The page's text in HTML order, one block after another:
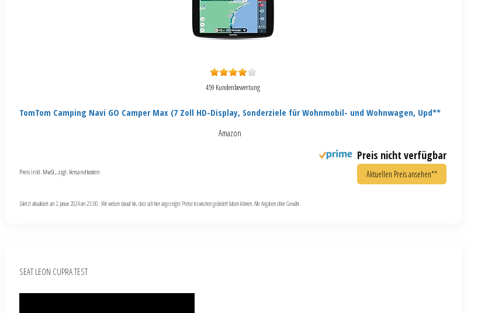
459 Kundenbewertung
TomTom Camping Navi GO Camper Max (7 Zoll HD-Display, Sonderziele für Wohnmobil- und Wohnwagen, Upd**
Amazon
Preis nicht verfügbar
Aktuellen Preis ansehen**
Preis inkl. MwSt., zzgl. Versandkosten
Zuletzt aktualisiert am 2. Januar 2024 um 23:00 . Wir weisen darauf hin, dass sich hier angezeigte Preise inzwischen geändert haben können. Alle Angaben ohne Gewähr.
SEAT LEON CUPRA TEST